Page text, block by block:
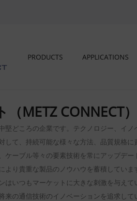
PRODUCTS APPLICATIONS
METZ CONNECT）
堅どころの企業です。テクノロジー、イ
して、持続可能な様々な方法、品質規格に
ケーブル等々の要素技術を常にアップデ
より貴重な製品のノウハウを蓄積していま
はいつもマーケットに大きな刺激を与えて
来の通信技術のイノベーションを追求して